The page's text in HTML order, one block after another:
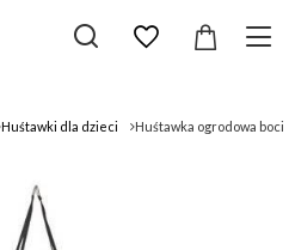
Huśtawki dla dzieci Huśtawka ogrodowa